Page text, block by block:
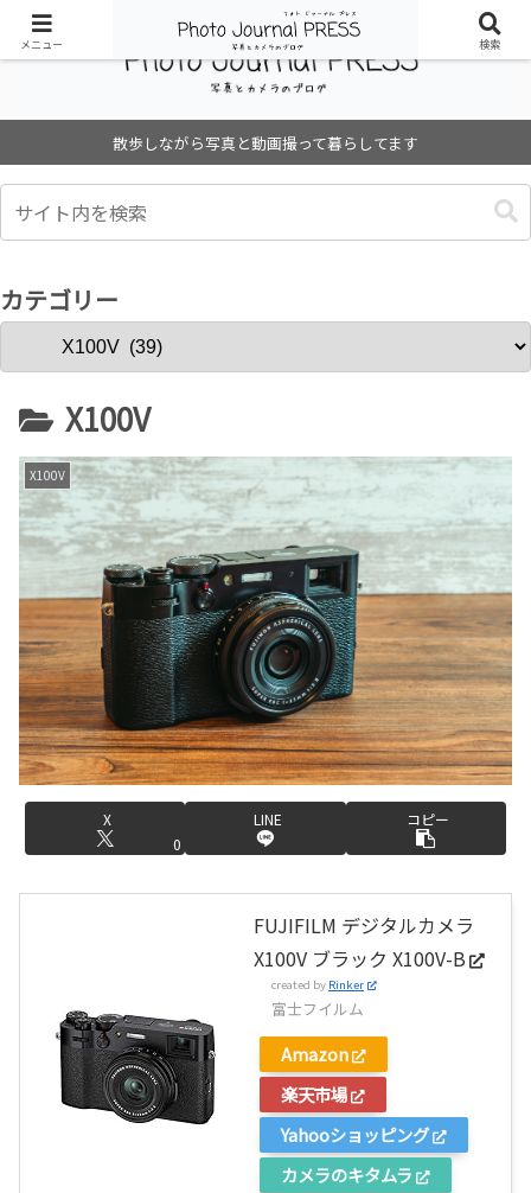
散歩しながら写真と動画撮って暮らしてます
カテゴリー
X100V
X100V
X
0
LINE コピー
FUJIFILM デジタルカメラ
X100V ブラック X100V-B
created by Rinker
富士フイルム
Amazon
楽天市場
Yahooショッピング
カメラのキタムラ
メニュー 検索